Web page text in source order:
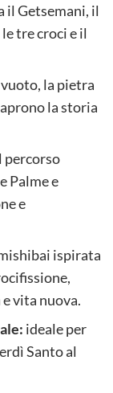
il Getsemani, il
tre croci e il
la pietra
la storia
percorso
Palme e
e
ispirata
vita nuova.
ideale per
Santo al